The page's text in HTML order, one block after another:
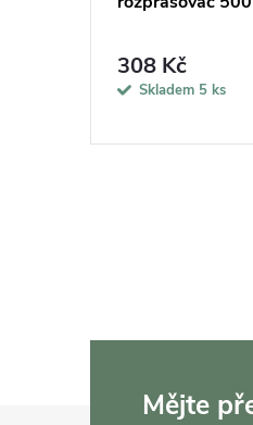
308 Kč
Skladem 5 ks
Mějte